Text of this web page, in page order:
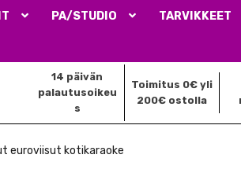
PA/STUDIO TARVIKKEET
14 päivän
palautusoikeu
s
Toimitus 0€ yli
200€ ostolla
euroviisut kotikaraoke